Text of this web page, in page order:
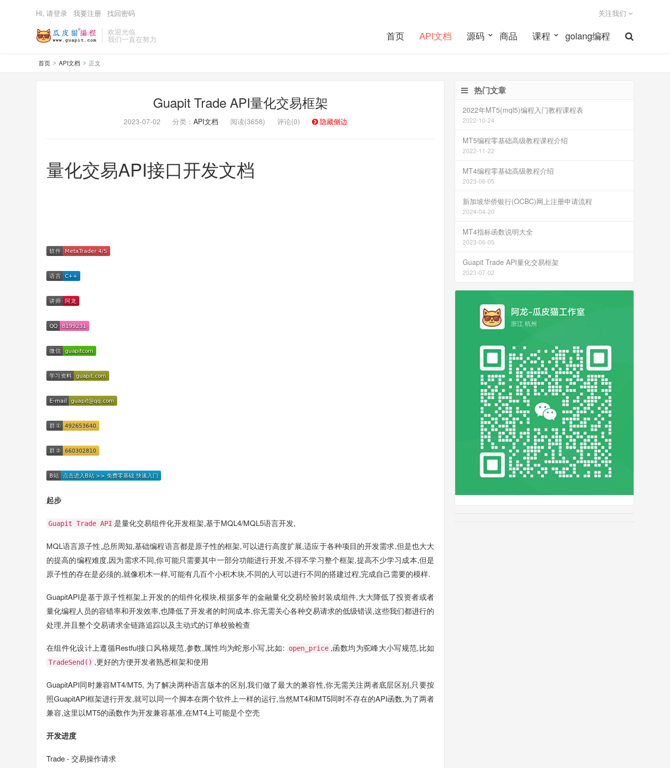
欢迎光临
我们一直在努力 首页 API文档 源码 商品 课程 golang编程
关注我们
Hi, 请登录 我要注册 找回密码
首页 > API文档 > 正文
Guapit Trade API量化交易框架
2023-07-02 分类： API文档 阅读(3658) 评论(0) 隐藏侧边
量化交易API接口开发文档
起步
Guapit Trade API 是量化交易组件化开发框架,基于MQL4/MQL5语言开发,
MQL语言原子性,总所周知,基础编程语言都是原子性的框架,可以进行高度扩展,适应于各种项目的开发需求,但是也大大
的提高的编程难度,因为需求不同,你可能只需要其中一部分功能进行开发,不得不学习整个框架,提高不少学习成本,但是
原子性的存在是必须的,就像积木一样,可能有几百个小积木块,不同的人可以进行不同的搭建过程,完成自己需要的模样.
GuapitAPI是基于原子性框架上开发的的组件化模块,根据多年的金融量化交易经验封装成组件,大大降低了投资者或者
量化编程人员的容错率和开发效率,也降低了开发者的时间成本,你无需关心各种交易请求的低级错误,这些我们都进行的
处理,并且整个交易请求全链路追踪以及主动式的订单校验检查
在组件化设计上遵循Restful接口风格规范,参数,属性均为蛇形小写,比如: open_price ,函数均为驼峰大小写规范,比如
TradeSend() ,更好的方便开发者熟悉框架和使用
GuapitAPI同时兼容MT4/MT5, 为了解决两种语言版本的区别,我们做了最大的兼容性,你无需关注两者底层区别,只要按
照GuapitAPI框架进行开发,就可以同一个脚本在两个软件上一样的运行,当然MT4和MT5同时不存在的API函数,为了两者
兼容,这里以MT5的函数作为开发兼容基准,在MT4上可能是个空壳
开发进度
Trade - 交易操作请求
热门文章
2022年MT5(mql5)编程入门教程课程表
2022-10-24
MT5编程零基础高级教程课程介绍
2022-11-22
MT4编程零基础高级教程介绍
2023-06-05
新加坡华侨银行(OCBC)网上注册申请流程
2024-04-20
MT4指标函数说明大全
2023-06-05
Guapit Trade API量化交易框架
2023-07-02